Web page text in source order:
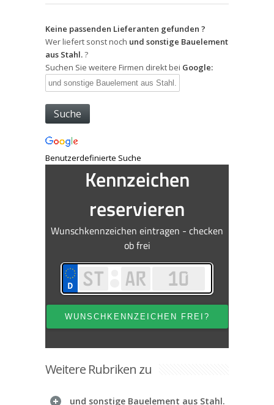
Keine passenden Lieferanten gefunden ?
Wer liefert sonst noch und sonstige Bauelement
aus Stahl.?
Suchen Sie weitere Firmen direkt bei Google:
Benutzerdefinierte Suche
Weitere Rubriken zu
und sonstige Bauelement aus Stahl.